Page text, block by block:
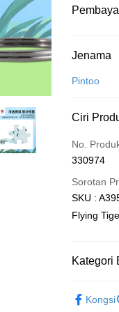
Kaedah
Kad Kredit
Deskripsi
Leong
Touch 'n
GrabPay
Rumah
Kedai
Jenama
Pintoo
Ciri
No.
330974
Sorotan
SKU :
Flying
Kategori
Kongsi